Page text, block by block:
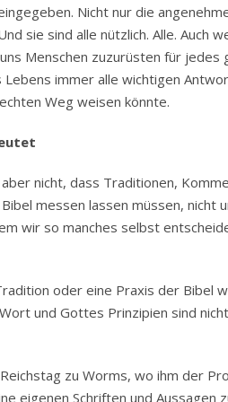
Nicht nur die
sie sind alle nützlich. Alle. Auch
Menschen zuzurüsten für
Lebens immer alle wichtigen
Weg weisen könnte.
nicht, dass Traditionen,
messen lassen müssen,
wir so manches selbst
oder eine Praxis der Bibel
und Gottes Prinzipien sind
zu Worms, wo ihm der
eigenen Schriften und Aussagen